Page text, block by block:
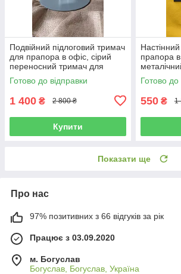
Подвійний підлоговий тримач
для прапора в офіс, сірий
переносний тримач для
прапора в приміщення,
підставка подвійна для
Готово до відправки
1 400 ₴ 2 800 ₴
Купити
прапора
тримач
матовий в
Готово до
550 ₴ 1
Показати ще
Про нас
97% позитивних з 66 відгуків за рік
Працює з 03.09.2020
м. Богуслав
Богуслав, Богуслав, Україна